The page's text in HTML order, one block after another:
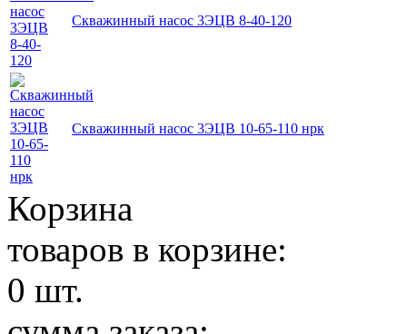
Скважинный насос 3ЭЦВ 8-40-120
Скважинный насос 3ЭЦВ 10-65-110 нрк
Корзина
товаров в корзине:
0 шт.